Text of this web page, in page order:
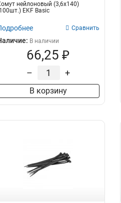
нейлоновый (3,6х140)
EKF Basic
Сравнить
В наличии
66,25 ₽
– +
В корзину